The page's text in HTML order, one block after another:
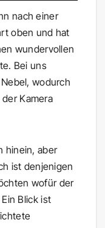
nach einer
oben und hat
wundervollen
Bei uns
wodurch
Kamera
hinein, aber
ist denjenigen
wofür der
Blick ist